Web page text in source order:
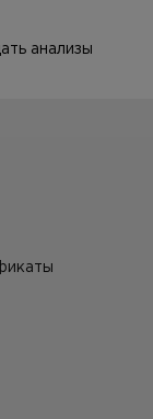
анализы